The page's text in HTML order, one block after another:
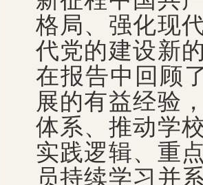
格局、强化现
代党的建设新
在报告中回顾
展的有益经验
体系、推动学
实践逻辑、重
员持续学习并